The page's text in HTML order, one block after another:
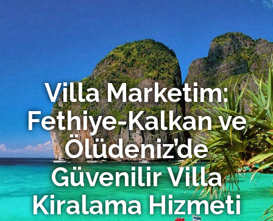
Villa Marketim:
Fethiye-Kalkan ve
Ölüdeniz’de
Güvenilir Villa
Kiralama Hizmeti